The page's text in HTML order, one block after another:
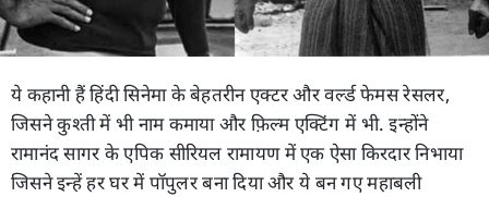
ये कहानी हैं हिंदी सिनेमा के बेहतरीन एक्टर और वर्ल्ड फेमस रेसलर,
जिसने कुश्ती में भी नाम कमाया और फ़िल्म एक्टिंग में भी. इन्होंने
रामानंद सागर के एपिक सीरियल रामायण में एक ऐसा किरदार निभाया
जिसने इन्हें हर घर में पॉपुलर बना दिया और ये बन गए महाबली